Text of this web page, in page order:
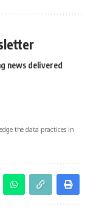
news delivered
the data practices in